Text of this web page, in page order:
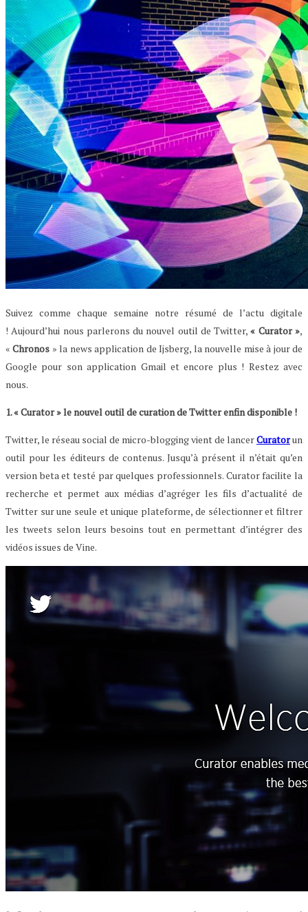
Suivez comme chaque semaine notre résumé de l’actu digitale
! Aujourd’hui nous parlerons du nouvel outil de Twitter,« Curator »,
«Chronos » la news application de Ijsberg, la nouvelle mise à jour de
Google pour son application Gmail et encore plus ! Restez avec
nous.
1. « Curator » le nouvel outil de curation de Twitter enfin disponible !
Twitter, le réseau social de micro-blogging vient de lancerCuratorun
outil pour les éditeurs de contenus. Jusqu’à présent il n’était qu’en
version beta et testé par quelques professionnels. Curator facilite la
recherche et permet aux médias d’agréger les fils d’actualité de
Twitter sur une seule et unique plateforme, de sélectionner et filtrer
les tweets selon leurs besoins tout en permettant d’intégrer des
vidéos issues de Vine.